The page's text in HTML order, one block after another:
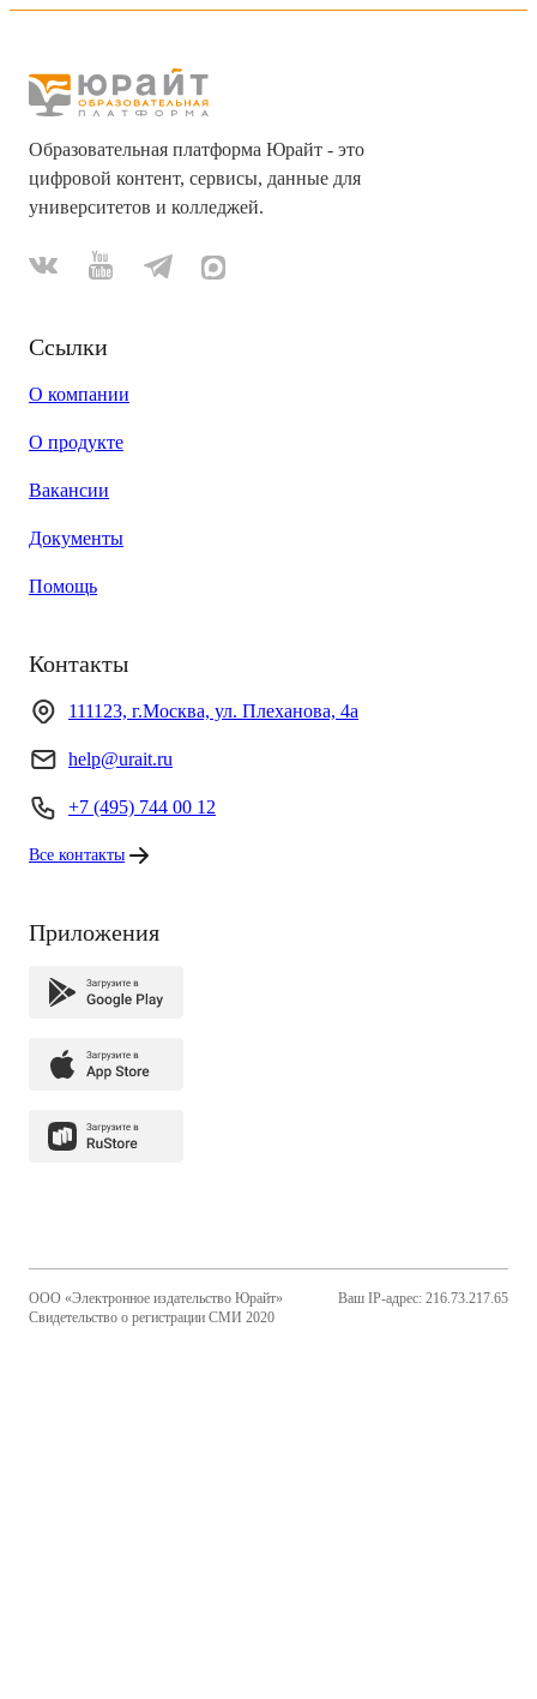
Образовательная платформа Юрайт - это
цифровой контент, сервисы, данные для
университетов и колледжей.
Ссылки
О компании
О продукте
Вакансии
Документы
Помощь
Контакты
111123, г.Москва, ул. Плеханова, 4а
help@urait.ru
+7 (495) 744 00 12
Все контакты
Приложения
ООО «Электронное издательство Юрайт»
Свидетельство о регистрации СМИ 2020
Ваш IP-адрес: 216.73.217.65